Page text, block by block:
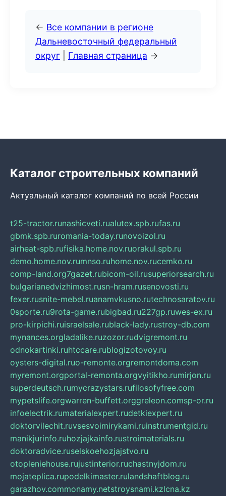
← Все компании в регионе
Дальневосточный федеральный
округ
Главная страница →
Каталог строительных компаний
Актуальный каталог компаний по всей России
t25-tractor.runashicveti.rualutex.spb.rufas.ru
gbmk.spb.ruromania-today.runovoizol.ru
airheat-spb.rufisika.home.nov.ruorakul.spb.ru
demo.home.nov.rumnso.ruhome.nov.rucemko.ru
comp-land.org7gazet.rubicom-oil.rusuperiorsearch.ru
bulgarianedvizhimost.rusn-hram.rusenovosti.ru
fexer.rusnite-mebel.ruanamvkusno.rutechnosaratov.ru
0sporte.ru9rota-game.rubigbad.ru227gp.ruwes-ex.ru
pro-kirpichi.ruisraelsale.rublack-lady.rustroy-db.com
mynances.orgladalike.ruzozor.rudvigremont.ru
odnokartinki.ruhtccare.rublogizotovoy.ru
oysters-digital.ruo-remonte.orgremontdoma.com
myremont.orgportal-remonta.orgvyitikho.rumirjon.ru
superdeutsch.rumycrazystars.rufilosofyfree.com
mypetslife.orgwarren-buffett.orggreleon.comsp-or.ru
infoelectrik.rumaterialexpert.rudetkiexpert.ru
doktorvilechit.ruvsesvoimirykami.ruinstrumentgid.ru
manikjurinfo.ruhozjajkainfo.rustroimaterials.ru
doktoradvice.ruselskoehozjajstvo.ru
otopleniehouse.rujustinterior.ruchastnyjdom.ru
mojateplica.rupodelkimaster.rulandshaftblog.ru
garazhov.commonamy.netstroysnami.kzlcna.kz